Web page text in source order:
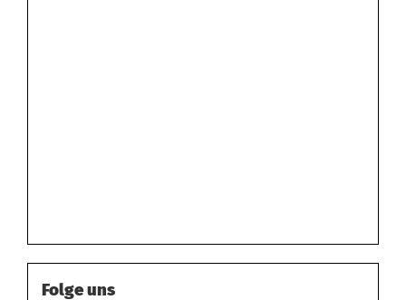
Folge uns